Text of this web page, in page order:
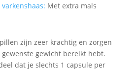
Met extra mals
zijn zeer krachtig en zorgen
gewicht bereikt hebt.
dat je slechts 1 capsule per